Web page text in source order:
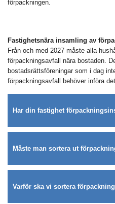
förpackningen.
Fastighetsnära insamling av
Från och med 2027 måste alla
förpackningsavfall nära bostaden.
bostadsrättsföreningar som i dag
förpackningsavfall behöver införa
Har din fastighet
Måste man sortera ut
Varför ska vi sortera